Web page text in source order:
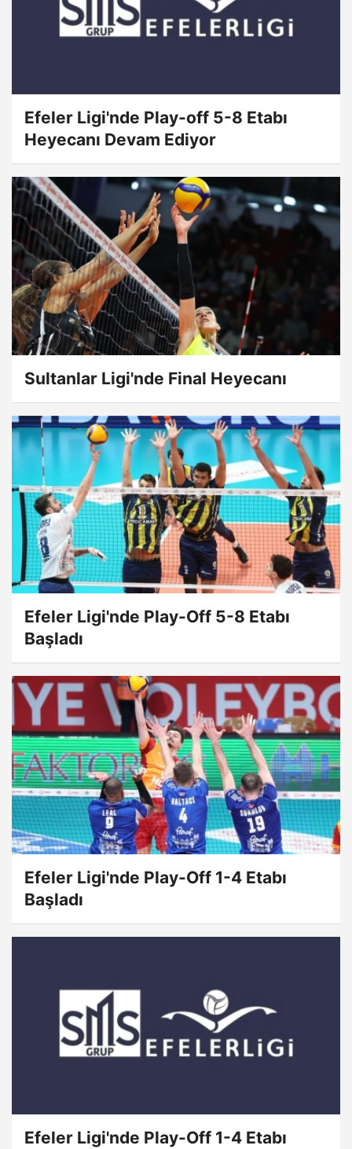
Efeler Ligi'nde Play-off 5-8 Etabı
Heyecanı Devam Ediyor
Sultanlar Ligi'nde Final Heyecanı
Efeler Ligi'nde Play-Off 5-8 Etabı
Başladı
Efeler Ligi'nde Play-Off 1-4 Etabı
Başladı
Efeler Ligi'nde Play-Off 1-4 Etabı